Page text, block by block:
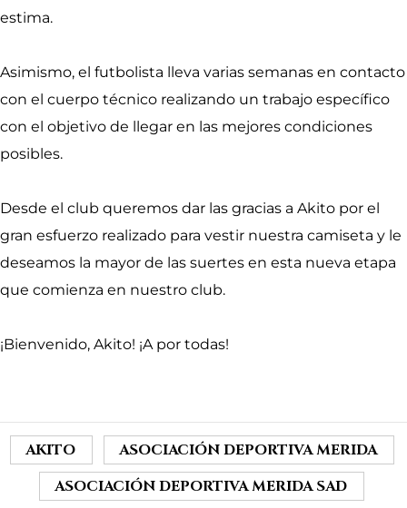
estima.
Asimismo, el futbolista lleva varias semanas en contacto
con el cuerpo técnico realizando un trabajo específico
con el objetivo de llegar en las mejores condiciones
posibles.
Desde el club queremos dar las gracias a Akito por el
gran esfuerzo realizado para vestir nuestra camiseta y le
deseamos la mayor de las suertes en esta nueva etapa
que comienza en nuestro club.
¡Bienvenido, Akito! ¡A por todas!
AKITO
ASOCIACIÓN DEPORTIVA MERIDA
ASOCIACIÓN DEPORTIVA MERIDA SAD